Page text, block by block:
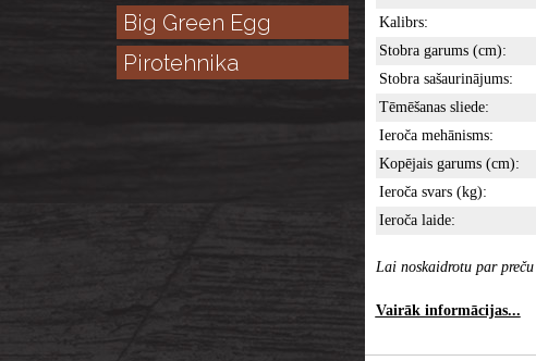
Big Green Egg
Pirotehnika
Kalibrs:
Stobra garums (cm):
Stobra sašaurinājums:
Tēmēšanas sliede:
Ieroča mehānisms:
Kopējais garums (cm):
Ieroča svars (kg):
Ieroča laide:
Lai noskaidrotu par
Vairāk informācijas...